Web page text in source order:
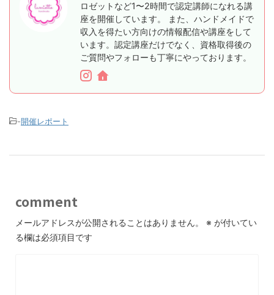
ロゼットなど1〜2時間で認定講師になれる講
座を開催しています。 また、ハンドメイドで
収入を得たい方向けの情報配信や講座をして
います。認定講座だけでなく、資格取得後の
ご質問やフォローも丁寧にやっております。
-開催レポート
comment
メールアドレスが公開されることはありません。 ※ が付いてい
る欄は必須項目です